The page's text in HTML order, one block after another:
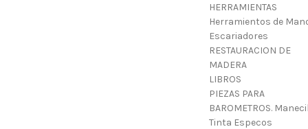
HERRAMIENTAS
Herramientos de
Escariadores
RESTAURACION DE
MADERA
LIBROS
PIEZAS PARA
BAROMETROS.
Tinta Especos